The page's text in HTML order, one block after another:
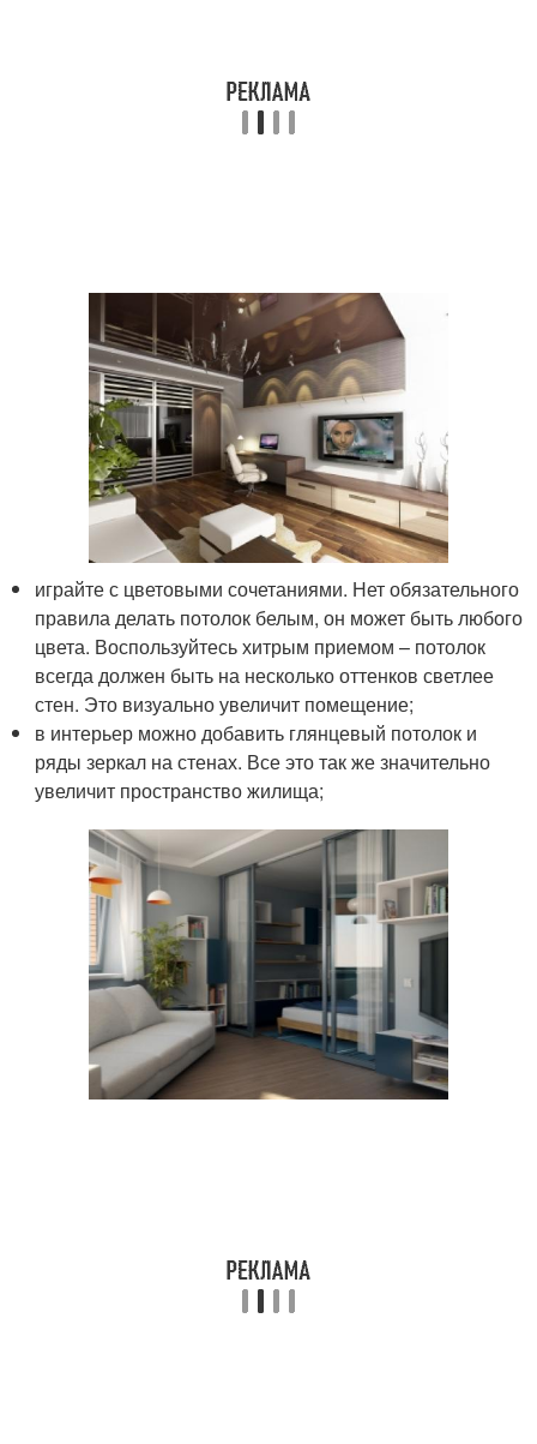
играйте с цветовыми сочетаниями. Нет обязательного
правила делать потолок белым, он может быть любого
цвета. Воспользуйтесь хитрым приемом – потолок
всегда должен быть на несколько оттенков светлее
стен. Это визуально увеличит помещение;
в интерьер можно добавить глянцевый потолок и
ряды зеркал на стенах. Все это так же значительно
увеличит пространство жилища;